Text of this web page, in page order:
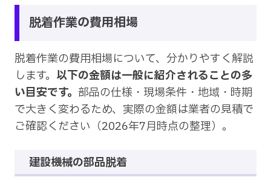
脱着作業の費用相場
脱着作業の費用相場について、分かりやすく解説
します。 以下の金額は一般に紹介されることの多
い目安です。 部品の仕様・現場条件・地域・時期
で大きく変わるため、実際の金額は業者の見積で
ご確認ください（2026年7月時点の整理）。
建設機械の部品脱着